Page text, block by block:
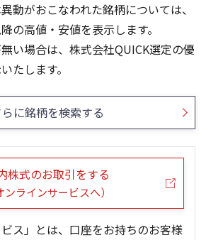
26週移動平均 出来高(千)
4,000
5,000
25ヶ月移動平均 出来高(千)
1,000
3,000
動がおこなわれた銘柄については、
の高値・安値を表示します。
い場合は、株式会社QUICK選定の優
たします。
らに銘柄を検索する
株式のお取引をする
ンラインサービスへ）
ビス」とは、口座をお持ちのお客様